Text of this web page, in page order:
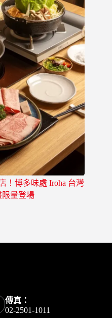
！博多味處 Iroha 台灣
限量登場
傳真：
02-2501-1011